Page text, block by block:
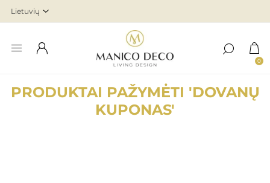
0
PRODUKTAI PAŽYMĖTI 'DOVANŲ
KUPONAS'